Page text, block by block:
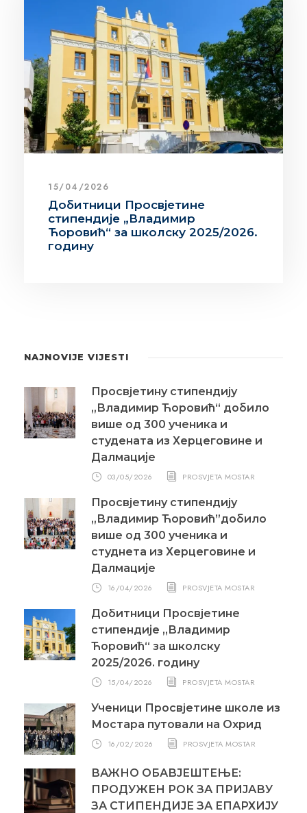
15/04/2026
Добитници Просвјетине
стипендије „Владимир
Ћоровић“ за школску 2025/2026.
годину
NAJNOVIJE VIJESTI
Просвјетину стипендију
„Владимир Ћоровић“ добило
више од 300 ученика и
студената из Херцеговине и
Далмације
03/05/2026 PROSVJETA MOSTAR
Просвјетину стипендију
„Владимир Ћоровић”добило
више од 300 ученика и
студнета из Херцеговине и
Далмације
16/04/2026 PROSVJETA MOSTAR
Добитници Просвјетине
стипендије „Владимир
Ћоровић“ за школску
2025/2026. годину
15/04/2026 PROSVJETA MOSTAR
Ученици Просвјетине школе из
Мостара путовали на Охрид
16/02/2026 PROSVJETA MOSTAR
ВАЖНО ОБАВЈЕШТЕЊЕ:
ПРОДУЖЕН РОК ЗА ПРИЈАВУ
ЗА СТИПЕНДИЈЕ ЗА ЕПАРХИЈУ